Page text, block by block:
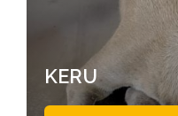
KERU